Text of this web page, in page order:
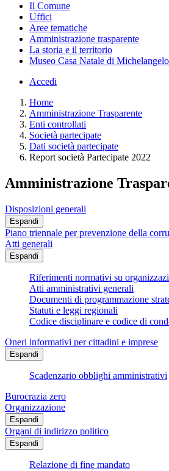
Il Comune
Uffici
Aree tematiche
Amministrazione trasparente
La storia e il territorio
Museo Casa Natale di Michelangelo
Accedi
Home
Amministrazione Trasparente
Enti controllati
Società partecipate
Dati società partecipate
Report società Partecipate 2022
Amministrazione
Disposizioni generali
Espandi
Piano triennale per prevenzione della
Atti generali
Espandi
Riferimenti normativi su
Atti amministrativi generali
Documenti di programmazione
Statuti e leggi regionali
Codice disciplinare e codice di
Oneri informativi per cittadini e imprese
Espandi
Scadenzario obblighi amministrativi
Burocrazia zero
Organizzazione
Espandi
Organi di indirizzo politico
Espandi
Relazione di fine mandato